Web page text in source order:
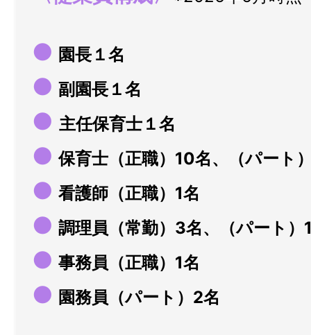
● 園長１名
● 副園長１名
● 主任保育士１名
● 保育士（正職）10名、（パート
● 看護師（正職）1名
● 調理員（常勤）3名、（パート）
● 事務員（正職）1名
● 園務員（パート）2名